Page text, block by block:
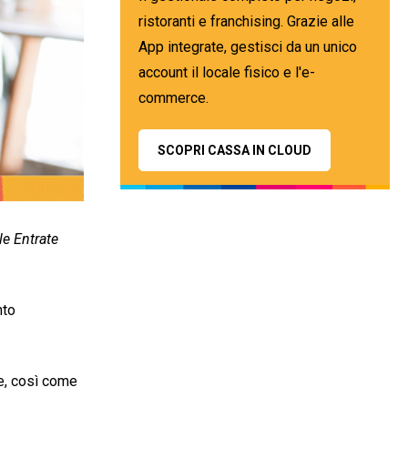
Entrate
così come
ristoranti e franchising. Grazie alle
App integrate, gestisci da un unico
account il locale fisico e l'e-
commerce.
SCOPRI CASSA IN CLOUD